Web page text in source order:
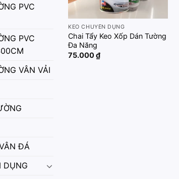
PVC
PVC
VÂN VẢI
ĐÁ
DỤNG
KEO CHUYÊN DỤNG
Chai Tẩy Keo Xốp Dán Tường
Đa Năng
75.000₫